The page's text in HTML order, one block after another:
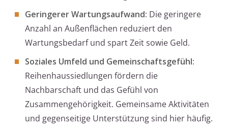
Geringerer Wartungsaufwand: Die geringere
Anzahl an Außenflächen reduziert den
Wartungsbedarf und spart Zeit sowie Geld.
Soziales Umfeld und Gemeinschaftsgefühl:
Reihenhaussiedlungen fördern die
Nachbarschaft und das Gefühl von
Zusammengehörigkeit. Gemeinsame Aktivitäten
und gegenseitige Unterstützung sind hier häufig.